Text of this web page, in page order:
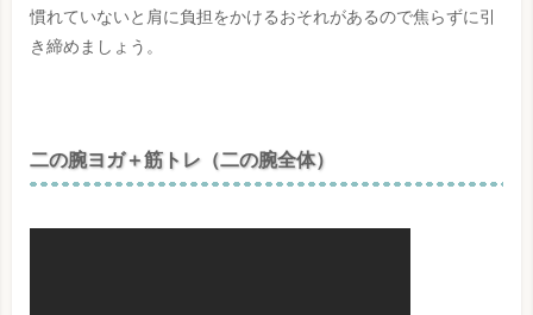
慣れていないと肩に負担をかけるおそれがあるので焦らずに引
き締めましょう。
二の腕ヨガ＋筋トレ（二の腕全体）